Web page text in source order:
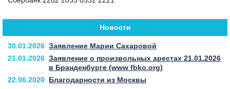
Новости
30.01.2026 Заявление Марии Сахаровой
21.01.2026 Заявление о произвольных арестах 21.01.2026
в Бранденбурге (www fbko.org)
22.06.2020 Благодарности из Москвы